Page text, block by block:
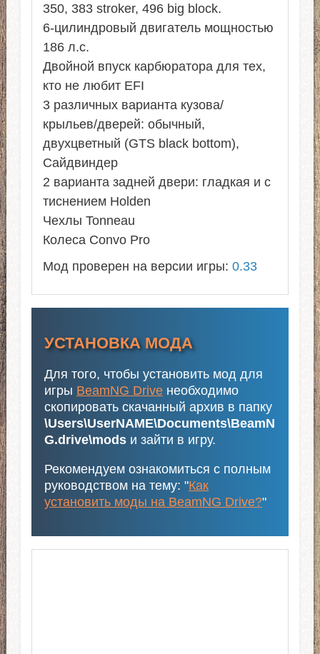
350, 383 stroker, 496 big block.
6-цилиндровый двигатель мощностью
186 л.с.
Двойной впуск карбюратора для тех,
кто не любит EFI
3 различных варианта кузова/
крыльев/дверей: обычный,
двухцветный (GTS black bottom),
Сайдвиндер
2 варианта задней двери: гладкая и с
тиснением Holden
Чехлы Tonneau
Колеса Сonvo Pro
Мод проверен на версии игры: 0.33
УСТАНОВКА МОДА
Для того, чтобы установить мод для
игры BeamNG Driveнеобходимо
скопировать скачанный архив в папку
\Users\UserNAME\Documents\BeamN
G.drive\modsи зайти в игру.
Рекомендуем ознакомиться с полным
руководством на тему: "Как
установить моды на BeamNG Drive?"